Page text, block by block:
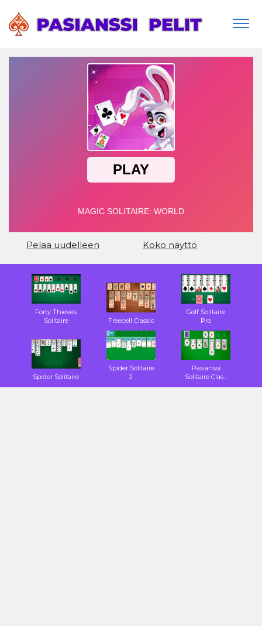
Pelaa uudelleen Koko näyttö
Forty Thieves
Solitaire
Freecell Classic
Golf Solitaire
Pro
Spider Solitaire
Spider Solitaire
2
Pasianssi
Solitaire Clas...